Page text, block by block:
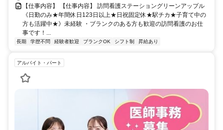
【仕事内容】 【仕事内容】 訪問看護ステーショングリーンアップル
《日勤のみ★年間休日123日以上★日祝固定休★駅チカ★子育て中の
方も活躍中★》未経験 ・ブランクのある方も歓迎の訪問看護のお仕
事です！...
長期 学歴不問 経験者歓迎 ブランクOK シフト制 昇給あり
アルバイト・パート